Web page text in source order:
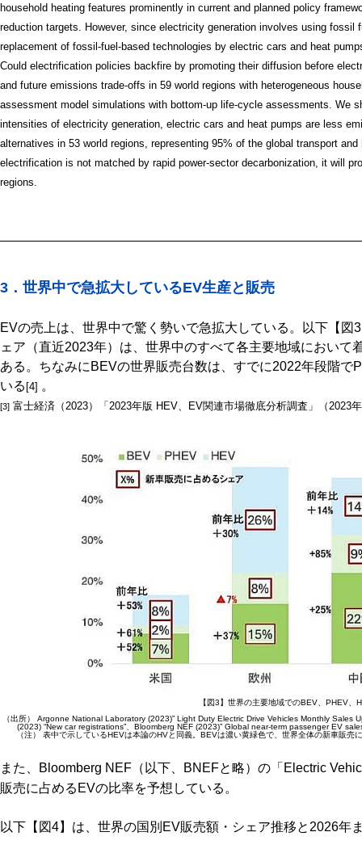
household heating features prominently in current and planned policy
reduction targets. However, since electricity generation involves using fossil
replacement of fossil-fuel-based technologies by electric cars and heat
Could electrification policies backfire by promoting their diffusion before
and future emissions trade-offs in 59 world regions with heterogeneous
assessment model simulations with bottom-up life-cycle assessments. We
intensities of electricity generation, electric cars and heat pumps are less
alternatives in 53 world regions, representing 95% of the global transport
electrification is not matched by rapid power-sector decarbonization, it will
regions.
3．世界中で急拡大しているEV生産と販売
EVの売上は、世界中で驚く勢いで急拡大している。以下【
ェア（直近2023年）は、世界中のすべて各主要地域において
ある。ちなみにBEVの世界販売台数は、すでに2022年段階で
いる [4] 。
[3] 富士経済（2023）「2023年版 HEV、EV関連市場徹底分析調査」（2023
【図3】世界の主要地域でのBEV、PHEV、
（出所） Argonne National Laboratory (2023)” Light Duty Electric Drive Vehicles Monthly Sales
(2023) “New car registrations”、Bloomberg NEF (2023)” Global near-term passenger EV
（注） 表中で示しているHEVは本論のHVと同義。BEVは濃い黄緑色で、世界全体の新車販
また、Bloomberg NEF（以下、BNEFと略）の「Electric
販売に占めるEVの比率を予想している。
以下【図4】は、世界の国別EV販売額・シェア推移と2026年